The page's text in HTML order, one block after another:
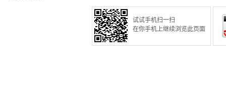
试试手机扫一扫
在你手机上继续浏览此页面